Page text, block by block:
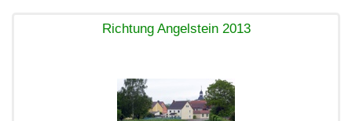
Richtung Angelstein 2013